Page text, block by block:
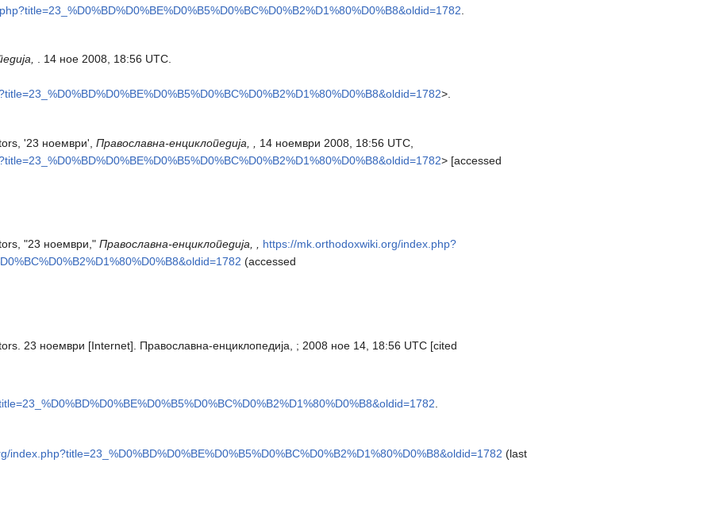
. 14 ное 2008, 18:56 UTC.
>.
'23 ноември', Православна-енциклопедија, ,
14 ноември 2008, 18:56 UTC,
> [accessed
"23 ноември," Православна-енциклопедија, ,
https://mk.orthodoxwiki.org/index.php?
(accessed
23 ноември [Internet]. Православна-енциклопедија, ; 2008 ное 14, 18:56 UTC [cited
index.php?title=23_%D0%BD%D0%BE%D0%B5%D0%BC%D0%B2%D1%80%D0%B8&oldid=1782 (last